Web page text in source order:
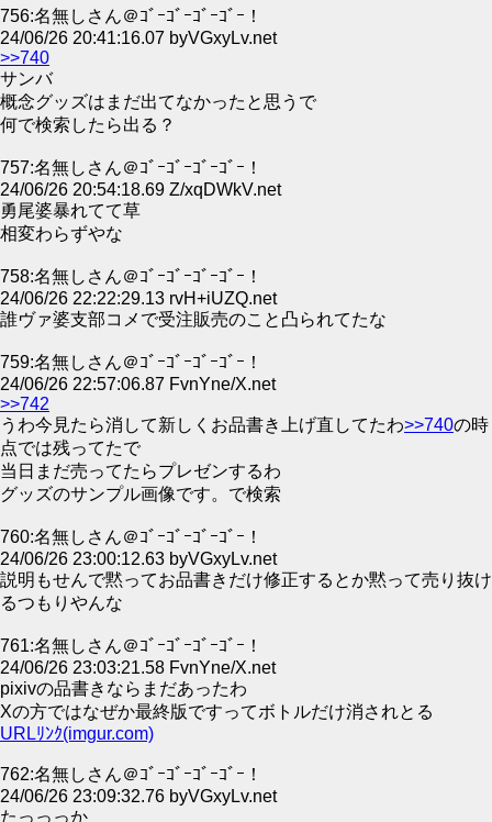
756:名無しさん＠ｺﾞｰｺﾞｰｺﾞｰｺﾞｰ！
24/06/26 20:41:16.07 byVGxyLv.net
>>740
サンバ
概念グッズはまだ出てなかったと思うで
何で検索したら出る？
757:名無しさん＠ｺﾞｰｺﾞｰｺﾞｰｺﾞｰ！
24/06/26 20:54:18.69 Z/xqDWkV.net
勇尾婆暴れてて草
相変わらずやな
758:名無しさん＠ｺﾞｰｺﾞｰｺﾞｰｺﾞｰ！
24/06/26 22:22:29.13 rvH+iUZQ.net
誰ヴァ婆支部コメで受注販売のこと凸られてたな
759:名無しさん＠ｺﾞｰｺﾞｰｺﾞｰｺﾞｰ！
24/06/26 22:57:06.87 FvnYne/X.net
>>742
うわ今見たら消して新しくお品書き上げ直してたわ>>740の時
点では残ってたで
当日まだ売ってたらプレゼンするわ
グッズのサンプル画像です。で検索
760:名無しさん＠ｺﾞｰｺﾞｰｺﾞｰｺﾞｰ！
24/06/26 23:00:12.63 byVGxyLv.net
説明もせんで黙ってお品書きだけ修正するとか黙って売り抜け
るつもりやんな
761:名無しさん＠ｺﾞｰｺﾞｰｺﾞｰｺﾞｰ！
24/06/26 23:03:21.58 FvnYne/X.net
pixivの品書きならまだあったわ
Xの方ではなぜか最終版ですってボトルだけ消されとる
URLﾘﾝｸ(imgur.com)
762:名無しさん＠ｺﾞｰｺﾞｰｺﾞｰｺﾞｰ！
24/06/26 23:09:32.76 byVGxyLv.net
たっっっか